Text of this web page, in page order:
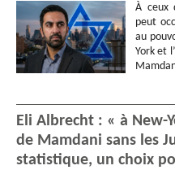
À ceux
peut
au
York et
Eli Albrecht : « à New-
de Mamdani sans les
statistique, un choix